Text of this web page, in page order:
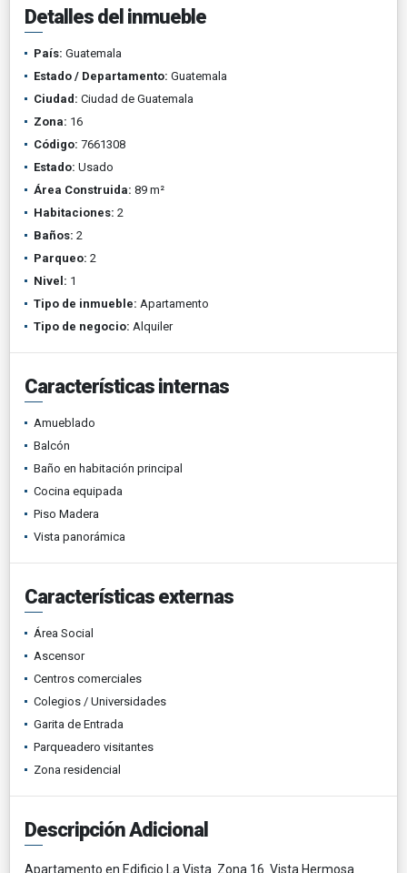
Detalles del inmueble
País: Guatemala
Estado / Departamento: Guatemala
Ciudad: Ciudad de Guatemala
Zona: 16
Código: 7661308
Estado: Usado
Área Construida: 89 m²
Habitaciones: 2
Baños: 2
Parqueo: 2
Nivel: 1
Tipo de inmueble: Apartamento
Tipo de negocio: Alquiler
Características internas
Amueblado
Balcón
Baño en habitación principal
Cocina equipada
Piso Madera
Vista panorámica
Características externas
Área Social
Ascensor
Centros comerciales
Colegios / Universidades
Garita de Entrada
Parqueadero visitantes
Zona residencial
Descripción Adicional
Apartamento en Edificio La Vista Zona 16 Vista Hermosa